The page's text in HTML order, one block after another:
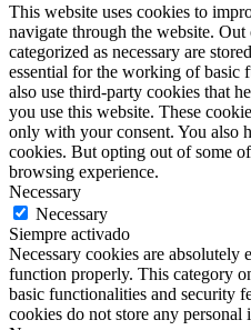
This website uses cookies to
navigate through the website. Out
categorized as necessary are
essential for the working of basic
also use third-party cookies that
you use this website. These
only with your consent. You also
cookies. But opting out of some
browsing experience.
Necessary
Necessary
Siempre activado
Necessary cookies are absolutely
function properly. This category
basic functionalities and security
cookies do not store any personal